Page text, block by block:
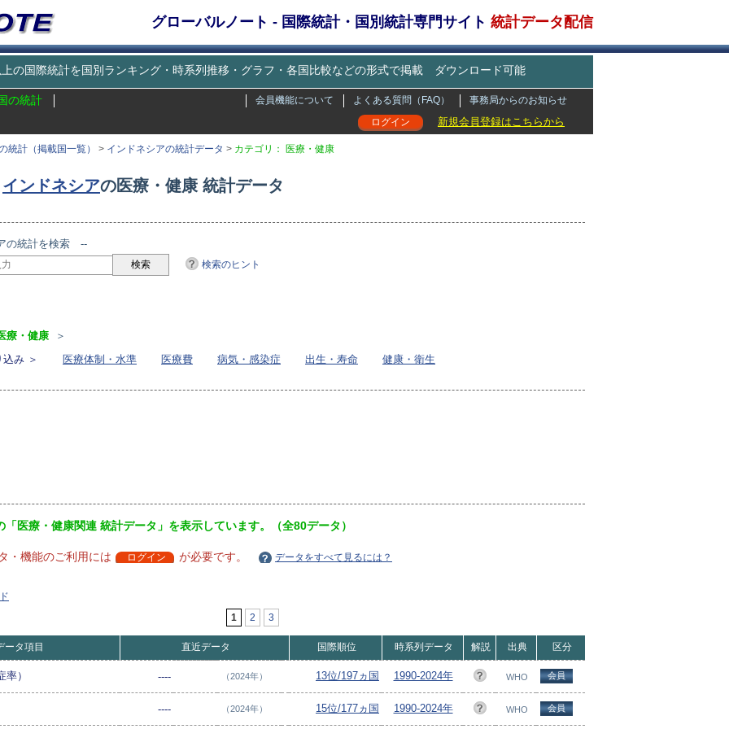
グローバルノート - 国際統計・国別統計専門サイト 統計データ配信
の国際統計を国別ランキング・時系列推移・グラフ・各国比較などの形式で掲載 ダウンロード可能
の統計 事務局からのお知らせ
よくある質問（FAQ）
会員機能について
新規会員登録はこちらから
ログイン
統計（掲載国一覧） > インドネシアの統計データ > カテゴリ： 医療・健康
インドネシアの医療・健康 統計データ
の統計を検索 --
検索のヒント
療・健康 ＞
み ＞
医療体制・水準 医療費 病気・感染症 出生・寿命 健康・衛生
「医療・健康関連 統計データ」を表示しています。（全80データ）
・機能のご利用には ログイン が必要です。 データをすべて見るには？
1
2 3
ータ項目 直近データ 国際順位 時系列データ 解説 出典 区分
） ---- （2024年） 13位/197ヵ国 1990-2024年 WHO 会員
---- （2024年） 15位/177ヵ国 1990-2024年 WHO 会員